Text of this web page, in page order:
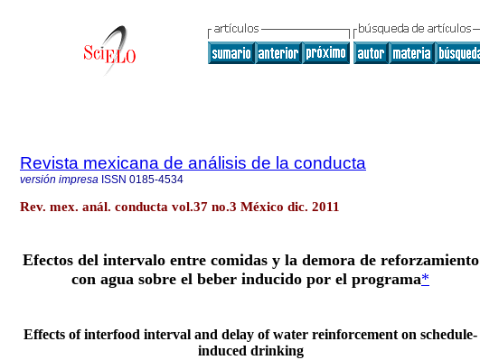
Revista mexicana de análisis de la conducta
versión impresa ISSN 0185-4534
Rev. mex. anál. conducta vol.37 no.3 México dic. 2011
Efectos del intervalo entre comidas y la demora de reforzamiento
con agua sobre el beber inducido por el programa*
Effects of interfood interval and delay of water reinforcement on schedule-
induced drinking